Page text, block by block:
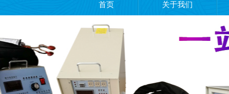
首页 关于我们